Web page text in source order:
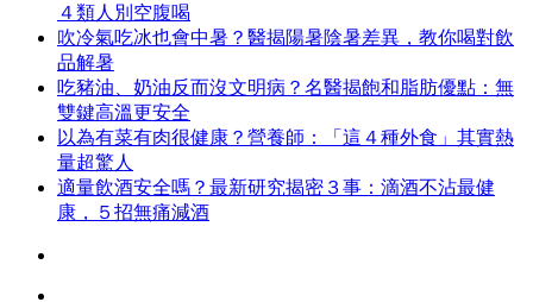
４類人別空腹喝
吹冷氣吃冰也會中暑？醫揭陽暑陰暑差異，教你喝對飲
品解暑
吃豬油、奶油反而沒文明病？名醫揭飽和脂肪優點：無
雙鍵高溫更安全
以為有菜有肉很健康？營養師：「這４種外食」其實熱
量超驚人
適量飲酒安全嗎？最新研究揭密３事：滴酒不沾最健
康，５招無痛減酒